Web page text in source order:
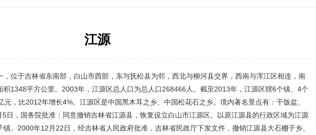
江源
位于吉林省东南部，白山市西部，东与抚松县为邻，西北与柳河县交界，西南与浑江区相连，南
积1348平方公里。2003年，江源区总人口为总人口268466人。截至2013年，江源区辖6个镇、4个
，比2012年增长4%。江源区是中国黑木耳之乡、中国松花石之乡。境内著名景点有：干饭盆、
日，国务院批准：同意撤销吉林省江源县，恢复设立白山市江源区。以原江源县的行政区域为江源
。2000年12月22日，经吉林省人民政府批准，吉林省民政厅下发文件，撤销江源县大石棚子乡、